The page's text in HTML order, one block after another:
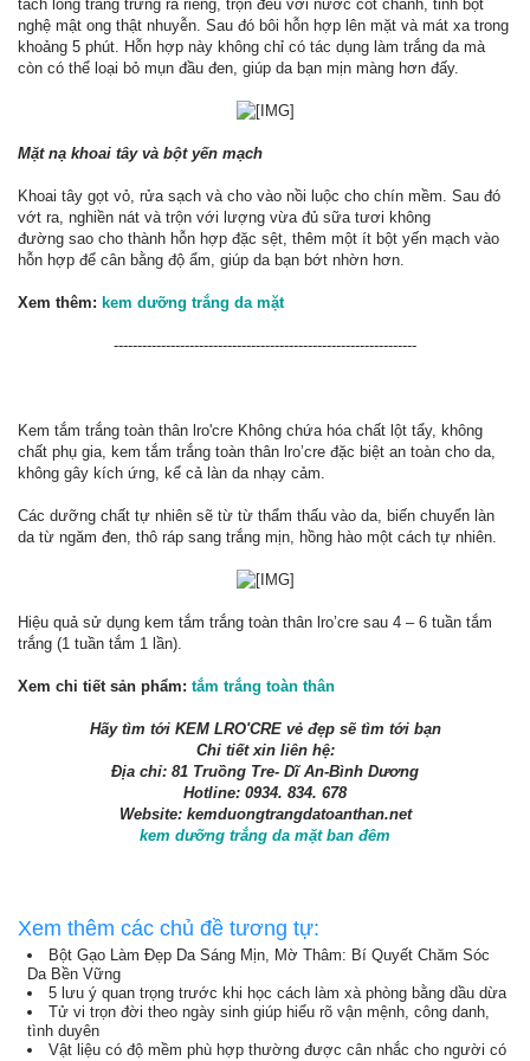
tách lòng trắng trứng ra riêng, trộn đều với nước cốt chanh, tinh bột
nghệ mật ong thật nhuyễn. Sau đó bôi hỗn hợp lên mặt và mát xa trong
khoảng 5 phút. Hỗn hợp này không chỉ có tác dụng làm trắng da mà
còn có thể loại bỏ mụn đầu đen, giúp da bạn mịn màng hơn đấy.
Mặt nạ khoai tây và bột yến mạch
Khoai tây gọt vỏ, rửa sạch và cho vào nồi luộc cho chín mềm. Sau đó
vớt ra, nghiền nát và trộn với lượng vừa đủ sữa tươi không
đường sao cho thành hỗn hợp đặc sệt, thêm một ít bột yến mạch vào
hỗn hợp để cân bằng độ ẩm, giúp da bạn bớt nhờn hơn.
Xem thêm: kem dưỡng trắng da mặt
----------------------------------------------------------------​
Kem tắm trắng toàn thân lro'cre Không chứa hóa chất lột tẩy, không
chất phụ gia, kem tắm trắng toàn thân lro’cre đặc biệt an toàn cho da,
không gây kích ứng, kể cả làn da nhạy cảm.
Các dưỡng chất tự nhiên sẽ từ từ thẩm thấu vào da, biến chuyển làn
da từ ngăm đen, thô ráp sang trắng mịn, hồng hào một cách tự nhiên.
Hiệu quả sử dụng kem tắm trắng toàn thân lro’cre sau 4 – 6 tuần tắm
trắng (1 tuần tắm 1 lần).
Xem chi tiết sản phẩm: tắm trắng toàn thân
Hãy tìm tới KEM LRO'CRE vẻ đẹp sẽ tìm tới bạn
Chi tiết xin liên hệ:
Địa chỉ: 81 Truồng Tre- Dĩ An-Bình Dương
Hotline: 0934. 834. 678
Website: kemduongtrangdatoanthan.net
kem dưỡng trắng da mặt ban đêm
Xem thêm các chủ đề tương tự:
Bột Gạo Làm Đẹp Da Sáng Mịn, Mờ Thâm: Bí Quyết Chăm Sóc
Da Bền Vững
5 lưu ý quan trọng trước khi học cách làm xà phòng bằng dầu dừa
Tử vi trọn đời theo ngày sinh giúp hiểu rõ vận mệnh, công danh,
tình duyên
Vật liệu có độ mềm phù hợp thường được cân nhắc cho người có